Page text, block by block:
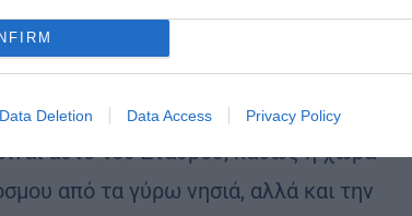
Data Deletion Data Access Privacy Policy
αυτό του Σταυρού, καθώς η χώρα
από τα γύρω νησιά, αλλά και την